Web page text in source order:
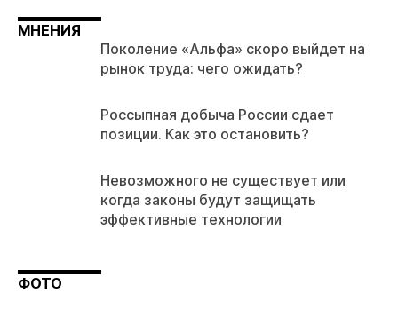
МНЕНИЯ
Поколение «Альфа» скоро выйдет на
рынок труда: чего ожидать?
Россыпная добыча России сдает
позиции. Как это остановить?
Невозможного не существует или
когда законы будут защищать
эффективные технологии
ФОТО